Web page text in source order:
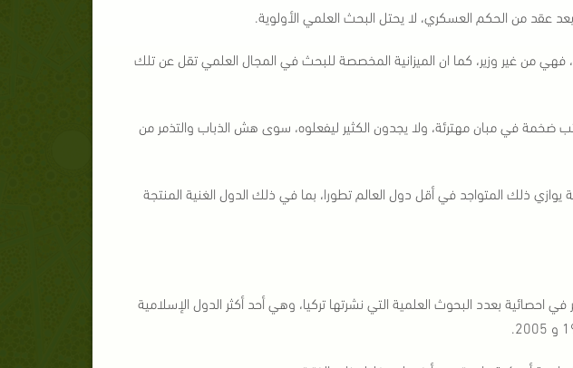
عقد من الحكم العسكري، لا يحتل البحث العلمي الأولوية.
فهي من غير وزير، كما ان الميزانية المخصصة للبحث في المجال العلمي تقل عن تلك
ضخمة في مبان مهترئة، ولا يجدون الكثير ليفعلوه، سوى هش الذباب والتذمر من
ذلك المتواجد في أقل دول العالم تطورا، بما في ذلك الدول الغنية المنتجة
احصائية بعدد البحوث العلمية التي نشرتها تركيا، وهي أحد أكثر الدول الإسلامية